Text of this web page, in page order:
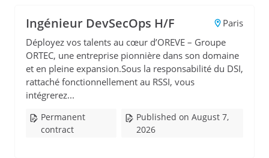
Ingénieur DevSecOps H/F
Paris
Déployez vos talents au cœur d’OREVE – Groupe
ORTEC, une entreprise pionnière dans son domaine
et en pleine expansion.Sous la responsabilité du DSI,
rattaché fonctionnellement au RSSI, vous
intégrerez...
Permanent
contract
Published on August 7,
2026